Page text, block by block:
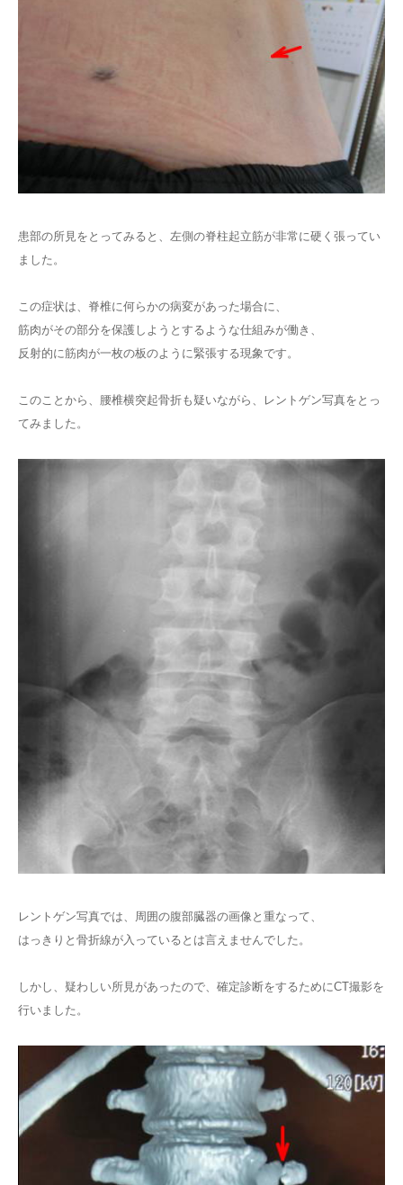
患部の所見をとってみると、左側の脊柱起立筋が非常に硬く張ってい
ました。
この症状は、脊椎に何らかの病変があった場合に、
筋肉がその部分を保護しようとするような仕組みが働き、
反射的に筋肉が一枚の板のように緊張する現象です。
このことから、腰椎横突起骨折も疑いながら、レントゲン写真をとっ
てみました。
レントゲン写真では、周囲の腹部臓器の画像と重なって、
はっきりと骨折線が入っているとは言えませんでした。
しかし、疑わしい所見があったので、確定診断をするためにCT撮影を
行いました。